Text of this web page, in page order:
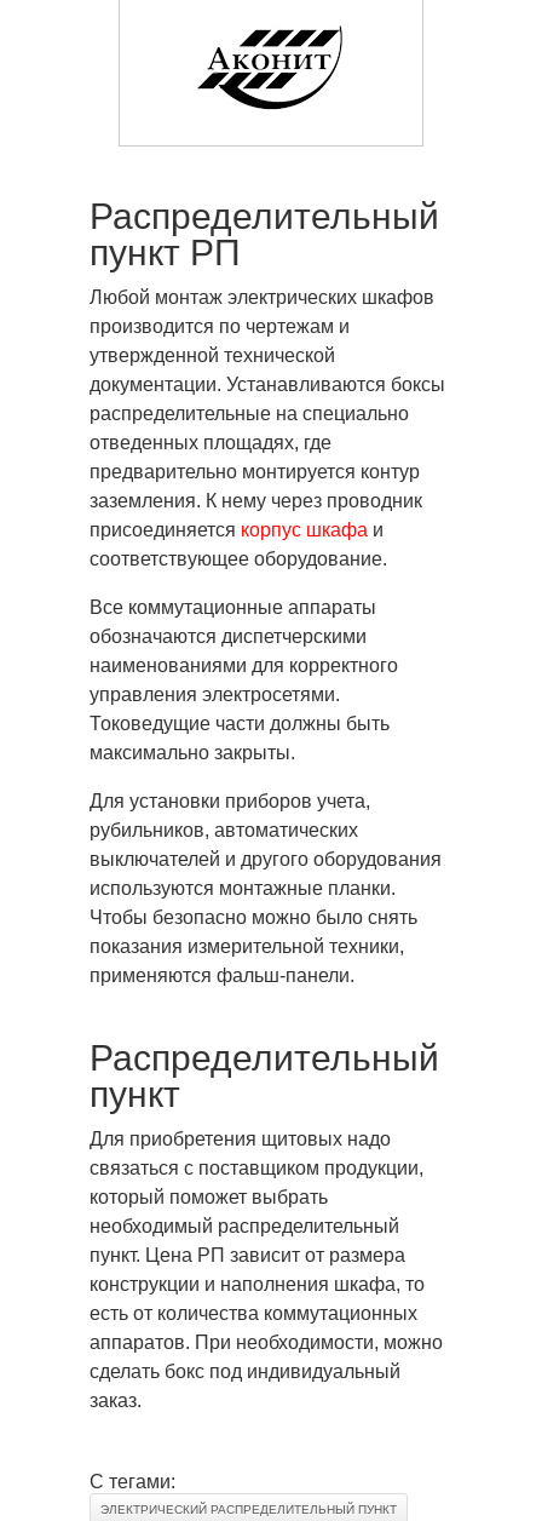
Распределительный
пункт РП
Любой монтаж электрических шкафов
производится по чертежам и
утвержденной технической
документации. Устанавливаются боксы
распределительные на специально
отведенных площадях, где
предварительно монтируется контур
заземления. К нему через проводник
присоединяется корпус шкафа и
соответствующее оборудование.
Все коммутационные аппараты
обозначаются диспетчерскими
наименованиями для корректного
управления электросетями.
Токоведущие части должны быть
максимально закрыты.
Для установки приборов учета,
рубильников, автоматических
выключателей и другого оборудования
используются монтажные планки.
Чтобы безопасно можно было снять
показания измерительной техники,
применяются фальш-панели.
Распределительный
пункт
Для приобретения щитовых надо
связаться с поставщиком продукции,
который поможет выбрать
необходимый распределительный
пункт. Цена РП зависит от размера
конструкции и наполнения шкафа, то
есть от количества коммутационных
аппаратов. При необходимости, можно
сделать бокс под индивидуальный
заказ.
С тегами:
ЭЛЕКТРИЧЕСКИЙ РАСПРЕДЕЛИТЕЛЬНЫЙ ПУНКТ